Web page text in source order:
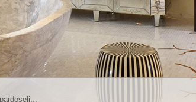
de anumite lucruri...